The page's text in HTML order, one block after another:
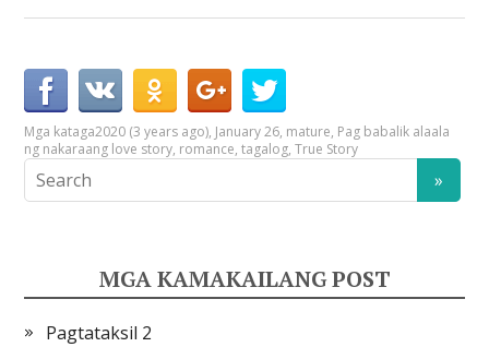
Mga kataga2020 (3 years ago), January 26, mature, Pag babalik alaala
ng nakaraang love story, romance,tagalog,True Story
MGA KAMAKAILANG POST
Pagtataksil 2